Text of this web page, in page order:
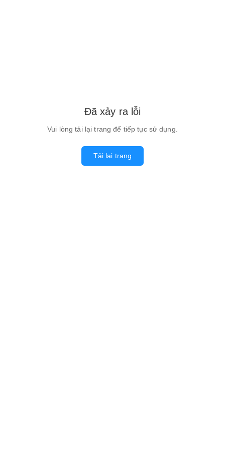
Đã xảy ra lỗi
Vui lòng tải lại trang để tiếp tục sử dụng.
Tải lại trang